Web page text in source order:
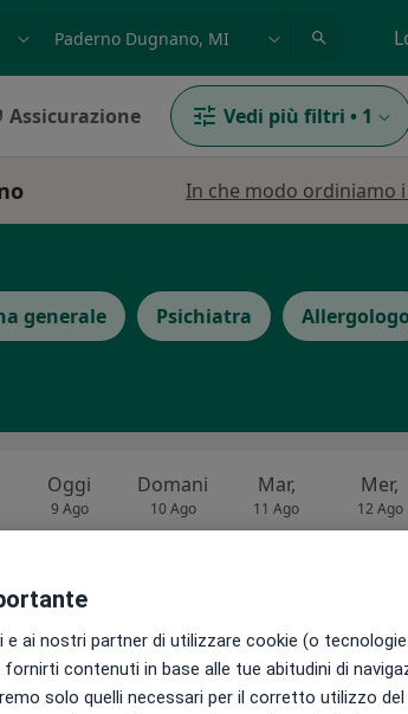
Assicurazione Vedi più filtri • 1
In che modo ordiniamo
generale Psichiatra Allergologo
Oggi
9 Ago
Domani
10 Ago
Mar,
11 Ago
Mer,
12 Ago
Non ci sono agende disponibili!
Chiedi di attivare le prenotazioni online
ai nostri partner di utilizzare cookie (o
contenuti in base alle tue abitudini di
solo quelli necessari per il corretto utilizzo